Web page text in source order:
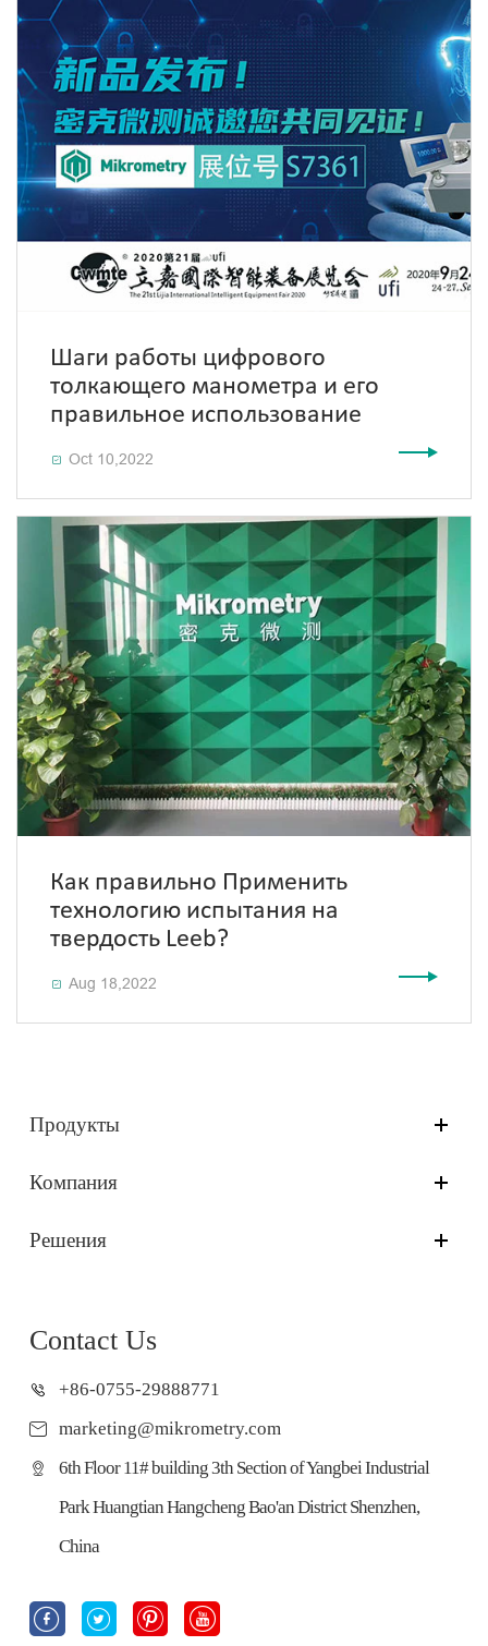
Шаги работы цифрового
толкающего манометра и его
правильное использование
 Oct 10,2022
Как правильно Применить
технологию испытания на
твердость Leeb?
 Aug 18,2022
Продукты
Компания
Решения
Contact Us
+86-0755-29888771
marketing@mikrometry.com
6th Floor 11# building 3th Section of Yangbei Industrial
Park Huangtian Hangcheng Bao'an District Shenzhen,
China
   